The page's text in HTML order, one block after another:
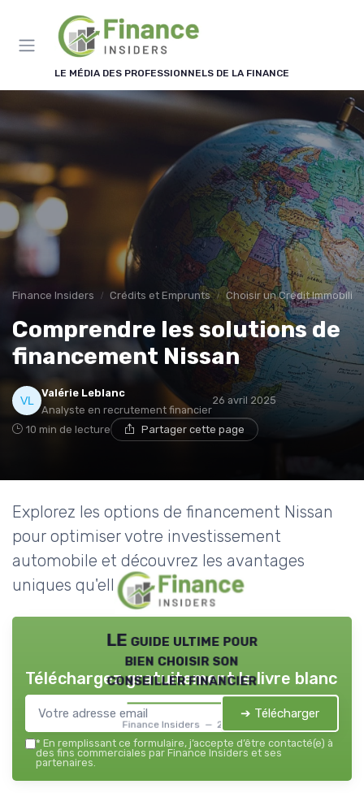
LE MÉDIA DES PROFESSIONNELS DE LA FINANCE
Finance Insiders Crédits et Emprunts Choisir un Crédit Immobilier
Comprendre les solutions de
financement Nissan
Valérie Leblanc
Analyste en recrutement financier
26 avril 2025
10 min de lecture Partager cette page
Explorez les options de financement Nissan
pour optimiser votre investissement
automobile et découvrez les avantages
uniques qu'elles offrent.
LE guide ultime pour
bien choisir son
conseiller financier
Finance Insiders — 2026
Téléchargez gratuitement le livre blanc
➔ Télécharger
* En remplissant ce formulaire, j’accepte d’être contacté(e) à
des fins commerciales par Finance Insiders et ses
partenaires.